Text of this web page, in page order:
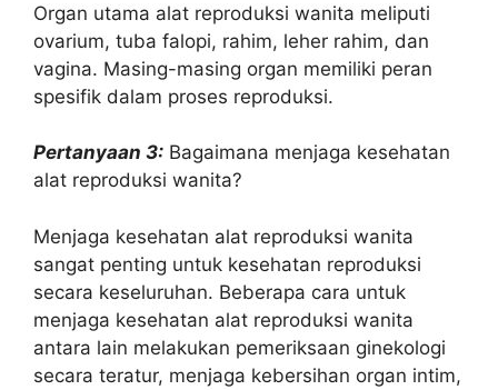
Organ utama alat reproduksi wanita meliputi
ovarium, tuba falopi, rahim, leher rahim, dan
vagina. Masing-masing organ memiliki peran
spesifik dalam proses reproduksi.
Pertanyaan 3: Bagaimana menjaga kesehatan
alat reproduksi wanita?
Menjaga kesehatan alat reproduksi wanita
sangat penting untuk kesehatan reproduksi
secara keseluruhan. Beberapa cara untuk
menjaga kesehatan alat reproduksi wanita
antara lain melakukan pemeriksaan ginekologi
secara teratur, menjaga kebersihan organ intim,